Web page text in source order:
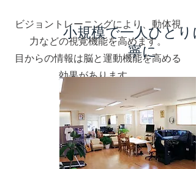
ビジョントレーニングにより、動体視
力などの視覚機能を高めます。
目からの情報は脳と運動機能を高める
効果があります​。
小規模で一人ひとり
寧に